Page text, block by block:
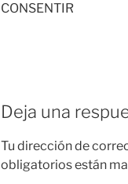
CONSENTIR
Deja una
Tu dirección de
obligatorios están